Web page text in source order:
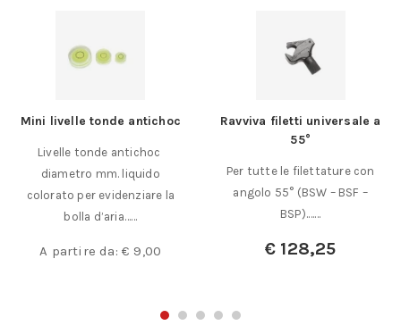
Mini livelle tonde antichoc
Livelle tonde antichoc
diametro mm. liquido
colorato per evidenziare la
bolla d’aria……
A partire da:€ 9,00
Ravviva filetti universale a
55°
Per tutte le filettature con
angolo 55° (BSW – BSF –
BSP).……
€ 128,25